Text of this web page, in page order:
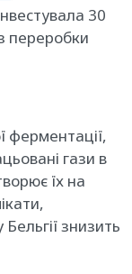
30
переробки
ферментації,
гази в
їх на
знизить